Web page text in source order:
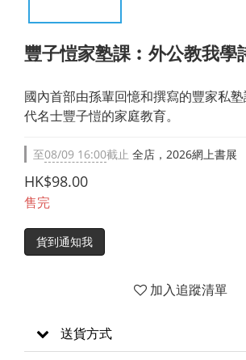
豐子愷家塾課︰外公教我學
國內首部由孫輩回憶和撰寫的豐家私
代名士豐子愷的家庭教育。
至08/09 16:00截止 全店，2026網上書展
HK$98.00
售完
貨到通知我
加入追蹤清單
送貨方式